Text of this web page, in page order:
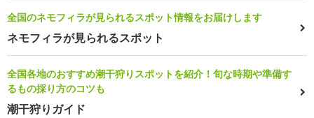
全国のネモフィラが見られるスポット情報をお届けします
ネモフィラが見られるスポット
全国各地のおすすめ潮干狩りスポットを紹介！旬な時期や準備す
るもの採り方のコツも
潮干狩りガイド